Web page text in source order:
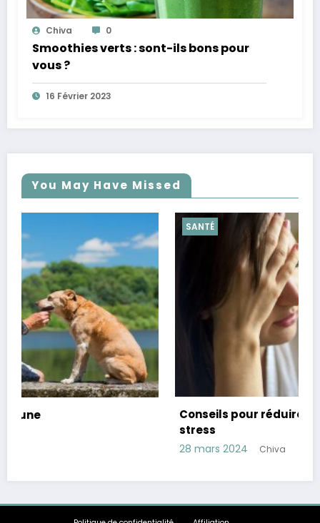
Chiva 0
Smoothies verts : sont-ils bons pour
vous ?
16 Février 2023
You May Have Missed
Conseils pour réduire le cortisol, hormone du